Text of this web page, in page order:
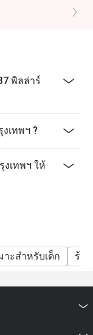
รับทุกท่าน
พิลล่าร์
เทพฯ ?
งเทพฯ ให้
าะสำหรับเด็ก ร้า